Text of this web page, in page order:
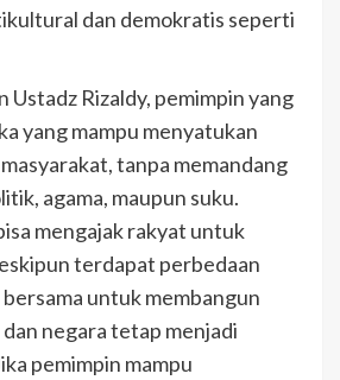
dan demokratis seperti
Ustadz Rizaldy, pemimpin yang
yang mampu menyatukan
tanpa memandang
agama, maupun suku.
mengajak rakyat untuk
terdapat perbedaan
untuk membangun
negara tetap menjadi
pemimpin mampu